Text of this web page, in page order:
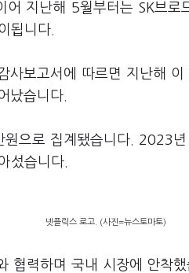
어 지난해 5월부터는 SK브로
됩니다.
사보고서에 따르면 지난해
났습니다.
으로 집계됐습니다. 2023
섰습니다.
넷플릭스 로고. (사진=뉴스토마토)
협력하며 국내 시장에 안착